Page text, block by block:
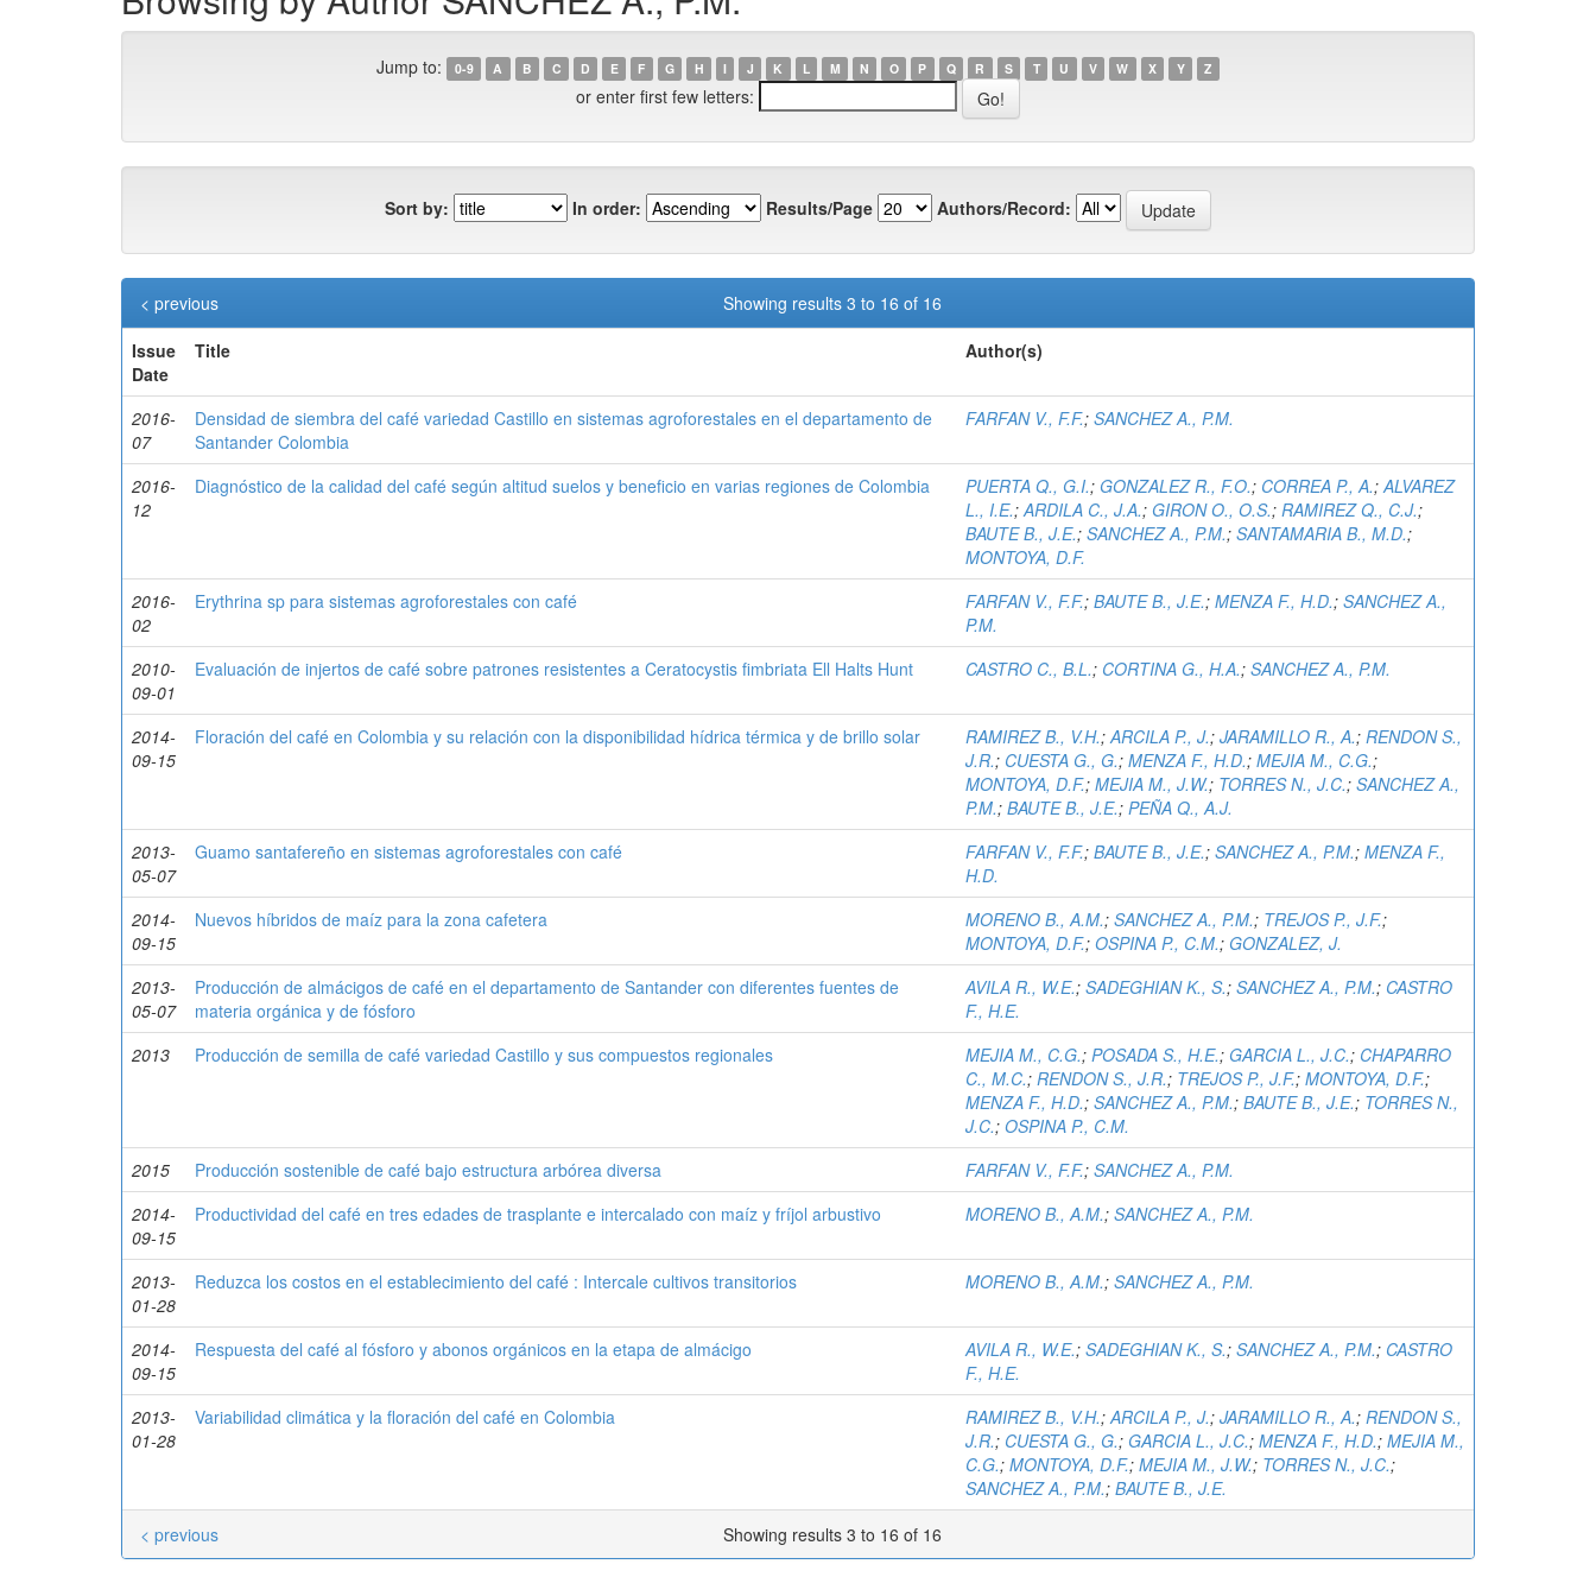
Jump to: 0-9 A B C D E F G H I J K L M N O P Q R S T U V W X Y Z
or enter first few letters:
Sort by: In order: Results/Page Authors/Record:
Showing results 3 to 16 of 16
< previous
Issue
Date
Title Author(s)
2016-
07
Densidad de siembra del café variedad Castillo en sistemas agroforestales en el departamento de
Santander Colombia
FARFAN V., F.F.; SANCHEZ A., P.M.
2016-
12
Diagnóstico de la calidad del café según altitud suelos y beneficio en varias regiones de Colombia PUERTA Q., G.I.; GONZALEZ R., F.O.; CORREA P., A.;ALVAREZ
L., I.E.;ARDILA C., J.A.; GIRON O., O.S.; RAMIREZ Q., C.J.;
BAUTE B., J.E.; SANCHEZ A., P.M.; SANTAMARIA B., M.D.;
MONTOYA, D.F.
2016-
02
Erythrina sp para sistemas agroforestales con café FARFAN V., F.F.; BAUTE B., J.E.; MENZA F., H.D.; SANCHEZ A.,
P.M.
2010-
09-01
Evaluación de injertos de café sobre patrones resistentes a Ceratocystis fimbriata Ell Halts Hunt CASTRO C., B.L.; CORTINA G., H.A.; SANCHEZ A., P.M.
2014-
09-15
Floración del café en Colombia y su relación con la disponibilidad hídrica térmica y de brillo solar RAMIREZ B., V.H.;ARCILA P., J.; JARAMILLO R., A.; RENDON S.,
J.R.; CUESTA G., G.; MENZA F., H.D.; MEJIA M., C.G.;
MONTOYA, D.F.; MEJIA M., J.W.; TORRES N., J.C.; SANCHEZ A.,
P.M.; BAUTE B., J.E.; PEÑA Q., A.J.
2013-
05-07
Guamo santafereño en sistemas agroforestales con café FARFAN V., F.F.; BAUTE B., J.E.; SANCHEZ A., P.M.; MENZA F.,
H.D.
2014-
09-15
Nuevos híbridos de maíz para la zona cafetera MORENO B., A.M.; SANCHEZ A., P.M.; TREJOS P., J.F.;
MONTOYA, D.F.; OSPINA P., C.M.; GONZALEZ, J.
2013-
05-07
Producción de almácigos de café en el departamento de Santander con diferentes fuentes de
materia orgánica y de fósforo
AVILA R., W.E.; SADEGHIAN K., S.; SANCHEZ A., P.M.; CASTRO
F., H.E.
2013
Producción de semilla de café variedad Castillo y sus compuestos regionales MEJIA M., C.G.; POSADA S., H.E.; GARCIA L., J.C.; CHAPARRO
C., M.C.; RENDON S., J.R.; TREJOS P., J.F.; MONTOYA, D.F.;
MENZA F., H.D.; SANCHEZ A., P.M.; BAUTE B., J.E.; TORRES N.,
J.C.; OSPINA P., C.M.
2015
Producción sostenible de café bajo estructura arbórea diversa FARFAN V., F.F.; SANCHEZ A., P.M.
2014-
09-15
Productividad del café en tres edades de trasplante e intercalado con maíz y fríjol arbustivo MORENO B., A.M.; SANCHEZ A., P.M.
2013-
01-28
Reduzca los costos en el establecimiento del café : Intercale cultivos transitorios MORENO B., A.M.; SANCHEZ A., P.M.
2014-
09-15
Respuesta del café al fósforo y abonos orgánicos en la etapa de almácigo AVILA R., W.E.; SADEGHIAN K., S.; SANCHEZ A., P.M.; CASTRO
F., H.E.
2013-
01-28
Variabilidad climática y la floración del café en Colombia RAMIREZ B., V.H.;ARCILA P., J.; JARAMILLO R., A.; RENDON S.,
J.R.; CUESTA G., G.; GARCIA L., J.C.; MENZA F., H.D.; MEJIA M.,
C.G.; MONTOYA, D.F.; MEJIA M., J.W.; TORRES N., J.C.;
SANCHEZ A., P.M.; BAUTE B., J.E.
Showing results 3 to 16 of 16
< previous